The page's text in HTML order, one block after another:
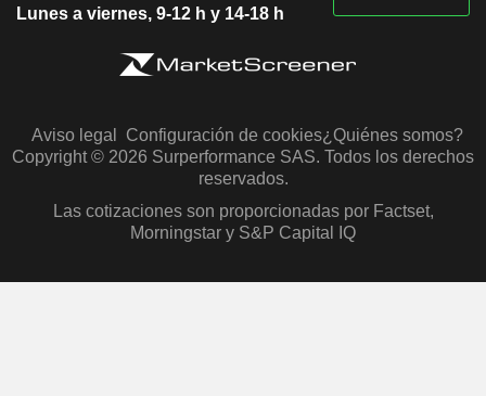
Lunes a viernes, 9-12 h y 14-18 h
Aviso legal Configuración de cookies¿Quiénes somos?
Copyright © 2026 Surperformance SAS. Todos los derechos
reservados.
Las cotizaciones son proporcionadas por Factset,
Morningstar y S&P Capital IQ